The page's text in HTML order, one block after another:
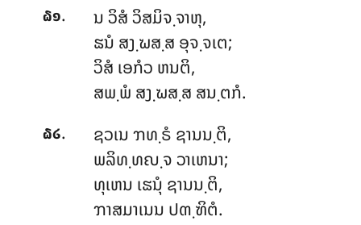
໖໑.
ນ ວິສໍ ວິສມິຈ຺ຈາຫຸ,
ຘນໍ ສງ຺ຆສ຺ສ ອຸຈ຺ຈເຕ;
ວິສໍ ເອກໍວ ຫນຕິ,
ສພ຺ພໍ ສງ຺ຆສ຺ສ ສນ຺ຕກໍ.
໖໒.
ຊວເນ ຠທ຺ຣໍ ຊານນ຺ຕິ,
ພລິທ຺ທຎ຺ຈ ວາເຫນາ;
ທຸເຫນ ເຘນຸໍ ຊານນ຺ຕິ,
ຠາສມາເນນ ປຓ຺ຑິຕໍ.